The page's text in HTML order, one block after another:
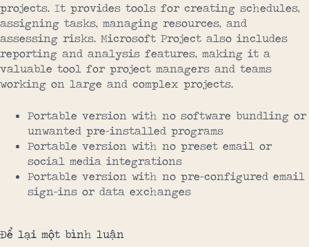
projects. It provides tools for creating schedules,
assigning tasks, managing resources, and
assessing risks. Microsoft Project also includes
reporting and analysis features, making it a
valuable tool for project managers and teams
working on large and complex projects.
Portable version with no software bundling or
unwanted pre-installed programs
Portable version with no preset email or
social media integrations
Portable version with no pre-configured email
sign-ins or data exchanges
Để lại một bình luận